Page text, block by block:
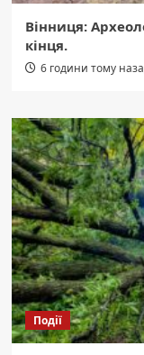
Вінниця:
кінця.
6 години тому
Події